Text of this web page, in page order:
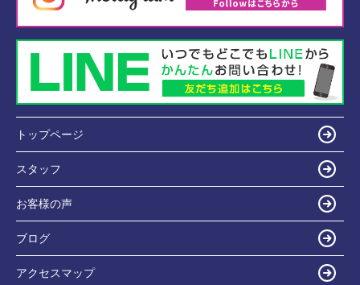
トップページ
スタッフ
お客様の声
ブログ
アクセスマップ